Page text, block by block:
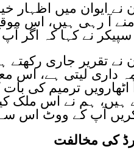
ایوان میں اظہار
آ رہی ہیں، اس
نے کہا کہ اگر
تقریر جاری رکھتے
لیتی ہے، اس
اٹھارویں ترمیم کی
ہیں، ہم نے اس ملک
آپ کے ووٹ اس سے
کی مخالفت